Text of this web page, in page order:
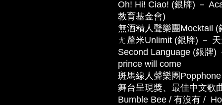
Oh! Hi! Ciao! (銀牌) －
教育基金會)
無酒精人聲樂團Mocktail
ㄤ釐米Unlimit (銀牌) －
Second Language (銀牌)
prince will come
斑馬線人聲樂團
舞台呈現獎、最佳中文歌
Bumble Bee / 有沒有 / 